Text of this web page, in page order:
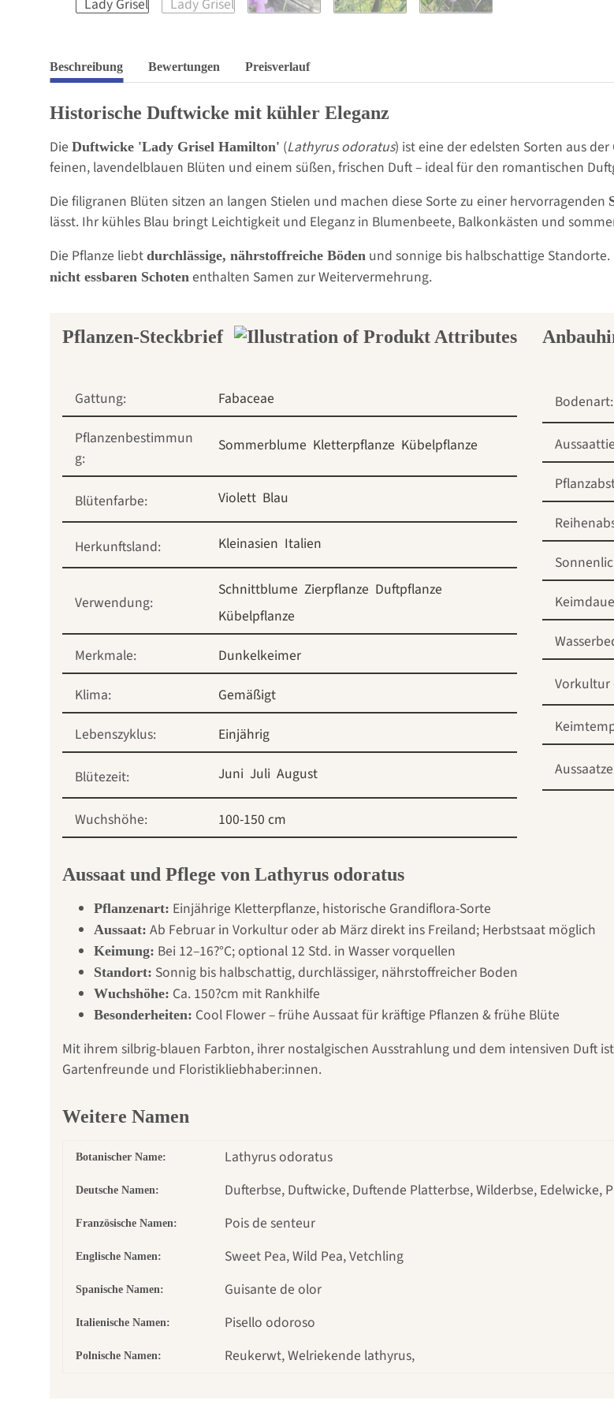
Beschreibung Bewertungen Preisverlauf
Historische Duftwicke mit kühler Eleganz
Die Duftwicke 'Lady Grisel Hamilton' (Lathyrus odoratus) ist eine der edelsten Sorten aus
feinen, lavendelblauen Blüten und einem süßen, frischen Duft – ideal für den romantischen
Die filigranen Blüten sitzen an langen Stielen und machen diese Sorte zu einer hervorragenden
lässt. Ihr kühles Blau bringt Leichtigkeit und Eleganz in Blumenbeete, Balkonkästen und
Die Pflanze liebt durchlässige, nährstoffreiche Böden und sonnige bis halbschattige
nicht essbaren Schoten enthalten Samen zur Weitervermehrung.
Pflanzen-Steckbrief
Gattung:
Fabaceae
Pflanzenbestimmun
g:
Sommerblume Kletterpflanze Kübelpflanze
Blütenfarbe: Violett Blau
Herkunftsland: Kleinasien Italien
Verwendung:
Schnittblume Zierpflanze Duftpflanze
Kübelpflanze
Merkmale:
Dunkelkeimer
Klima:
Gemäßigt
Lebenszyklus:
Einjährig
Blütezeit: Juni Juli August
Wuchshöhe: 100-150 cm
Bodenart:
Vorkultur
Aussaat und Pflege von Lathyrus odoratus
Pflanzenart: Einjährige Kletterpflanze, historische Grandiflora-Sorte
Aussaat: Ab Februar in Vorkultur oder ab März direkt ins Freiland; Herbstsaat möglich
Keimung: Bei 12–16?°C; optional 12 Std. in Wasser vorquellen
Standort: Sonnig bis halbschattig, durchlässiger, nährstoffreicher Boden
Wuchshöhe: Ca. 150?cm mit Rankhilfe
Besonderheiten: Cool Flower – frühe Aussaat für kräftige Pflanzen & frühe Blüte
Mit ihrem silbrig-blauen Farbton, ihrer nostalgischen Ausstrahlung und dem intensiven Duft
Gartenfreunde und Floristikliebhaber:innen.
Weitere Namen
Botanischer Name: Lathyrus odoratus
Deutsche Namen: Dufterbse, Duftwicke, Duftende Platterbse, Wilderbse, Edelwicke,
Französische Namen: Pois de senteur
Englische Namen: Sweet Pea, Wild Pea, Vetchling
Spanische Namen: Guisante de olor
Italienische Namen: Pisello odoroso
Polnische Namen: Reukerwt, Welriekende lathyrus,